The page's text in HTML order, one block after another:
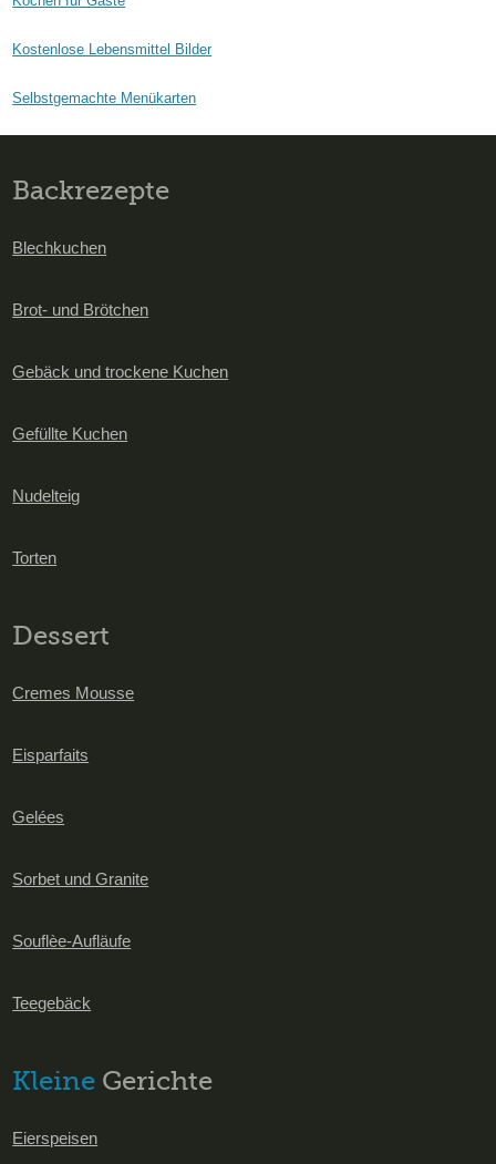
Kostenlose Lebensmittel Bilder
Selbstgemachte Menükarten
Backrezepte
Blechkuchen
Brot- und Brötchen
Gebäck und trockene Kuchen
Gefüllte Kuchen
Nudelteig
Torten
Dessert
Cremes Mousse
Eisparfaits
Gelées
Sorbet und Granite
Souflèe-Aufläufe
Teegebäck
Kleine Gerichte
Eierspeisen